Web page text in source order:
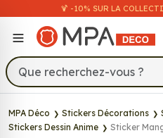
🍹 -10% SUR LA
MPA Déco Stickers Décorations
Stickers Dessin Anime
Sticker